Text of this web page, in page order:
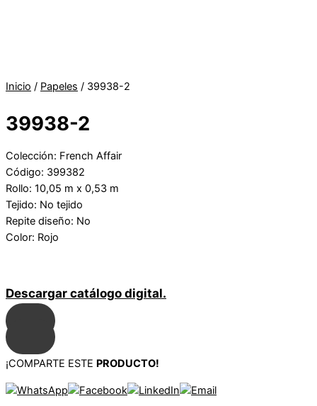
Inicio / Papeles / 39938-2
39938-2
Colección: French Affair
Código: 399382
Rollo: 10,05 m x 0,53 m
Tejido: No tejido
Repite diseño: No
Color: Rojo
Descargar catálogo digital.
¡COMPARTE ESTE PRODUCTO!